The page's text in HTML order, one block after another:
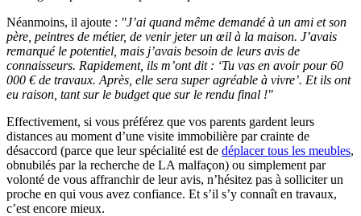
Néanmoins, il ajoute : "J’ai quand même demandé à un ami et son
père, peintres de métier, de venir jeter un œil à la maison. J’avais
remarqué le potentiel, mais j’avais besoin de leurs avis de
connaisseurs. Rapidement, ils m’ont dit : ‘Tu vas en avoir pour 60
000 € de travaux. Après, elle sera super agréable à vivre’. Et ils ont
eu raison, tant sur le budget que sur le rendu final !"
Effectivement, si vous préférez que vos parents gardent leurs
distances au moment d’une visite immobilière par crainte de
désaccord (parce que leur spécialité est de déplacer tous les meubles,
obnubilés par la recherche de LA malfaçon) ou simplement par
volonté de vous affranchir de leur avis, n’hésitez pas à solliciter un
proche en qui vous avez confiance. Et s’il s’y connaît en travaux,
c’est encore mieux.